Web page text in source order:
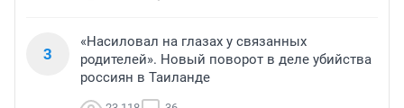
3
«Насиловал на глазах у связанных
родителей». Новый поворот в деле убийства
россиян в Таиланде